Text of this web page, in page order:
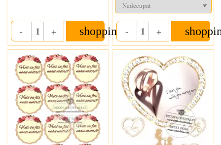
- Quantity
+ shopping_cart
- Quantity
+